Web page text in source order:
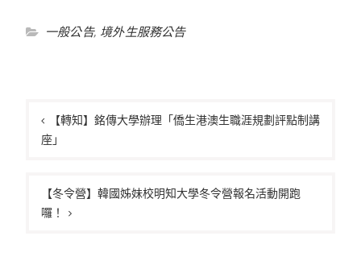
一般公告, 境外生服務公告
章
導
【轉知】銘傳大學辦理「僑生港澳生職涯規劃評點制講
座」
【冬令營】韓國姊妹校明知大學冬令營報名活動開跑
囉！